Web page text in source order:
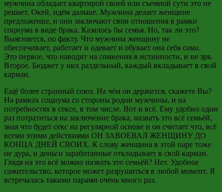
мужчина обладает квартирой своей или съемной сути это не
решает. Окей, идём дальше. Мужчина делает женщине
предложение, и они заключают свои отношения в рамки
социума в виде брака. Казалось бы семья. Но, так ли это?
Выясняется, по факту. Что мужчина женщину не
обеспечивает, работает и одевает и обувает она себя сама.
Это первое, что наводит на сомнения в истинности, и не зря.
Второе. Бюджет у них раздельный, каждый вкладывает в свой
карман.
Ещё более странный союз. На чём он держится, скажете Вы?
На рамках социума со стороны родни мужчины, и на
потребностях в сексе, в том числе. Вот и всё. Ему удобно один
раз потратиться на заключение брака, назвать это всё семьёй,
зная что будет секс на регулярной основе и он считает что, всё
всеми этими действиями ОН ЗАВОЕВАЛ ЖЕНЩИНУ ДО
КОНЦА ДНЕЙ СВОИХ. К слову женщина в этой паре тоже
не дура, и деньги заработанные откладывает в свой карман.
Глядя на это всё можно назвать это семьёй? Нет. Удобное
сожительство, которое может разрушиться в любой момент. Я
встречалась такими парами очень много раз.